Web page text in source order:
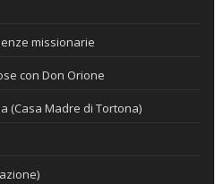
missionarie
con Don Orione
(Casa Madre di Tortona)